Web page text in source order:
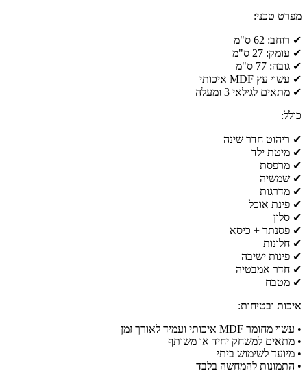
מפרט טכני:
✔ רוחב: 62 ס"מ
✔ עומק: 27 ס"מ
✔ גובה: 77 ס"מ
✔ עשוי עץ MDF איכותי
✔ מתאים לגילאי 3 ומעלה
כולל:
✔ ריהוט חדר שינה
✔ מיטת ילד
✔ מרפסת
✔ שמשיה
✔ מדרגות
✔ פינת אוכל
✔ סלון
✔ פסנתר + כיסא
✔ חלונות
✔ פינות ישיבה
✔ חדר אמבטיה
✔ מטבח
איכות ובטיחות:
• עשוי מחומר MDF איכותי ועמיד לאורך זמן
• מתאים למשחק יחיד או משותף
• מיועד לשימוש ביתי
• התמונות להמחשה בלבד